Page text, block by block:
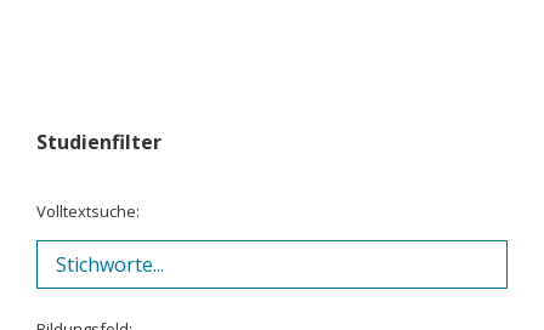
Studienfilter
Volltextsuche: